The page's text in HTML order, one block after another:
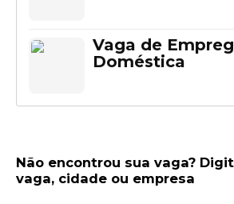
Vaga de
Doméstica
Não encontrou sua vaga?
vaga, cidade ou empresa